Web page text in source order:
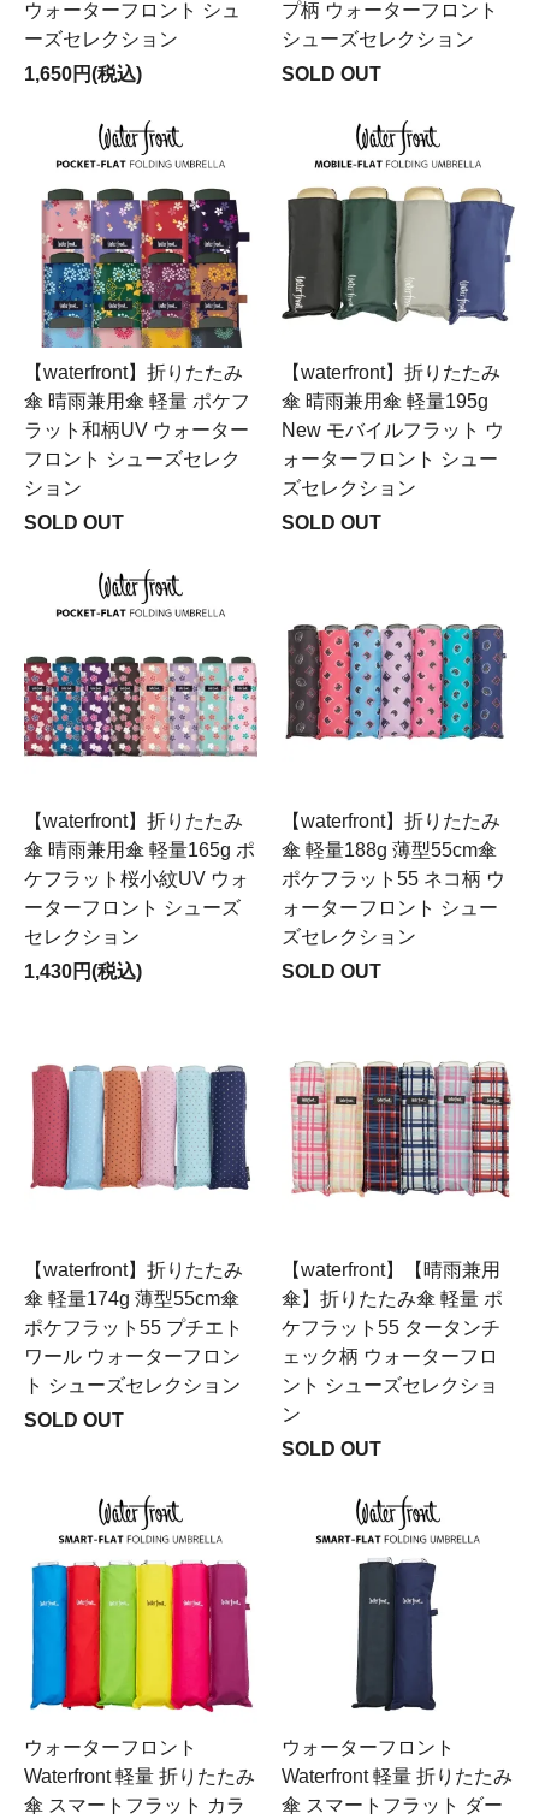
ウォーターフロント シュ
ーズセレクション
1,650円(税込)
プ柄 ウォーターフロント
シューズセレクション
SOLD OUT
【waterfront】折りたたみ
傘 晴雨兼用傘 軽量 ポケフ
ラット和柄UV ウォーター
フロント シューズセレク
ション
SOLD OUT
【waterfront】折りたたみ
傘 晴雨兼用傘 軽量195g
New モバイルフラット ウ
ォーターフロント シュー
ズセレクション
SOLD OUT
【waterfront】折りたたみ
傘 晴雨兼用傘 軽量165g ポ
ケフラット桜小紋UV ウォ
ーターフロント シューズ
セレクション
1,430円(税込)
【waterfront】折りたたみ
傘 軽量188g 薄型55cm傘
ポケフラット55 ネコ柄 ウ
ォーターフロント シュー
ズセレクション
SOLD OUT
【waterfront】折りたたみ
傘 軽量174g 薄型55cm傘
ポケフラット55 プチエト
ワール ウォーターフロン
ト シューズセレクション
SOLD OUT
【waterfront】【晴雨兼用
傘】折りたたみ傘 軽量 ポ
ケフラット55 タータンチ
ェック柄 ウォーターフロ
ント シューズセレクショ
ン
SOLD OUT
ウォーターフロント
Waterfront 軽量 折りたたみ
傘 スマートフラット カラ
ウォーターフロント
Waterfront 軽量 折りたたみ
傘 スマートフラット ダー